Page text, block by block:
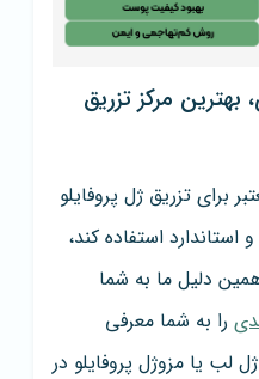
مرکز تزریق
برای تزریق ژل پروفایلو
استفاده کند،
دلیل ما به شما
را به شما معرفی
لب یا مزوژل پروفایلو در